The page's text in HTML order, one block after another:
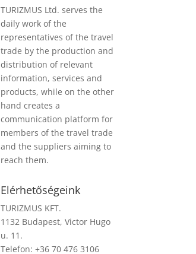
TURIZMUS Ltd. serves the
daily work of the
representatives of the travel
trade by the production and
distribution of relevant
information, services and
products, while on the other
hand creates a
communication platform for
members of the travel trade
and the suppliers aiming to
reach them.
Elérhetőségeink
TURIZMUS KFT.
1132 Budapest, Victor Hugo
u. 11.
Telefon: +36 70 476 3106